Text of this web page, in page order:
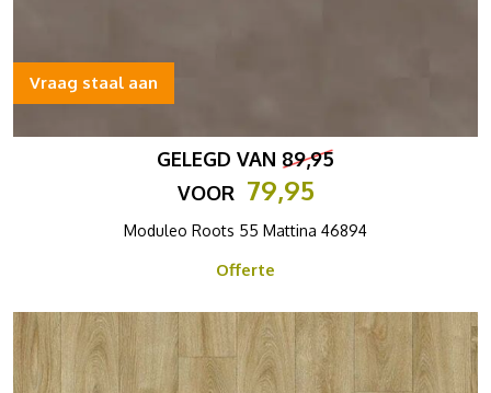
GELEGD VAN 89,95
VOOR 79,95
Moduleo Roots 55 Mattina 46894
Offerte
Vraag staal aan